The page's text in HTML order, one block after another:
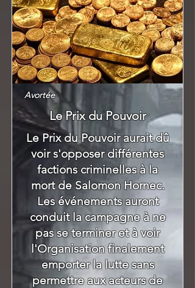
Avortée
Le Prix du Pouvoir
Le Prix du Pouvoir aurait dû
voir s'opposer différentes
factions criminelles à la
mort de Salomon Hornec.
Les événements auront
conduit la campagne à ne
pas se terminer et à voir
l'Organisation finalement
emporter la lutte sans
permettre aux acteurs de